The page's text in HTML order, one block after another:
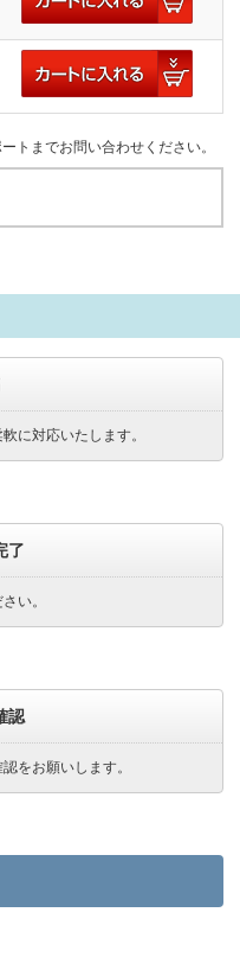
トまでお問い合わせください。
に対応いたします。
了
い。
認
をお願いします。